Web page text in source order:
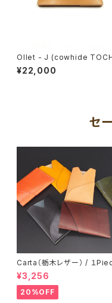
Ollet - J (cowhide
I leather) / Small long
et
¥22,000
セ
Carta（栃木レザー） / １
カードホルダー / カードケー
パスケース 一枚革 ミニマル メ
ンズ レディース：
¥3,256
20%OFF